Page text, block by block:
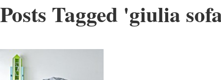
Posts Tagged 'giulia